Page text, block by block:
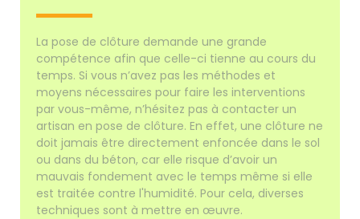
La pose de clôture demande une grande
compétence afin que celle-ci tienne au cours du
temps. Si vous n’avez pas les méthodes et
moyens nécessaires pour faire les interventions
par vous-même, n’hésitez pas à contacter un
artisan en pose de clôture. En effet, une clôture ne
doit jamais être directement enfoncée dans le sol
ou dans du béton, car elle risque d’avoir un
mauvais fondement avec le temps même si elle
est traitée contre l'humidité. Pour cela, diverses
techniques sont à mettre en œuvre.